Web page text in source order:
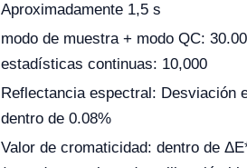
Aproximadamente 1,5 s
modo de muestra + modo QC:
estadísticas continuas: 10,000
Reflectancia espectral: Desviación
dentro de 0.08%
Valor de cromaticidad: dentro de